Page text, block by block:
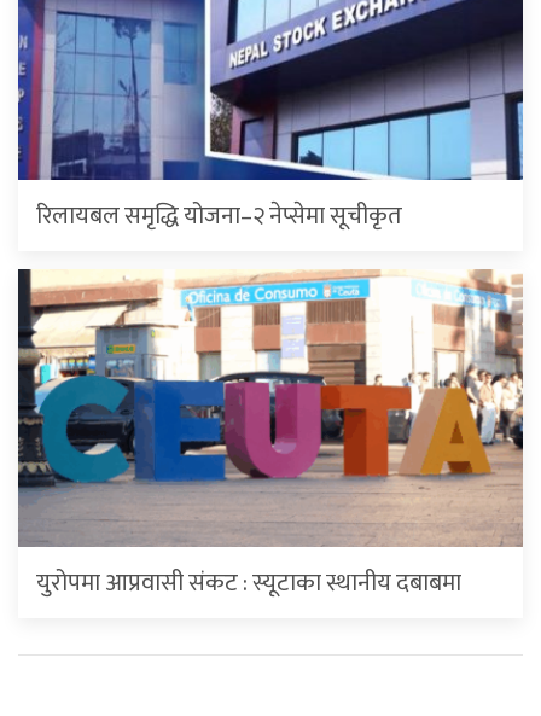
रिलायबल समृद्धि योजना–२ नेप्सेमा सूचीकृत
युरोपमा आप्रवासी संकट : स्यूटाका स्थानीय दबाबमा